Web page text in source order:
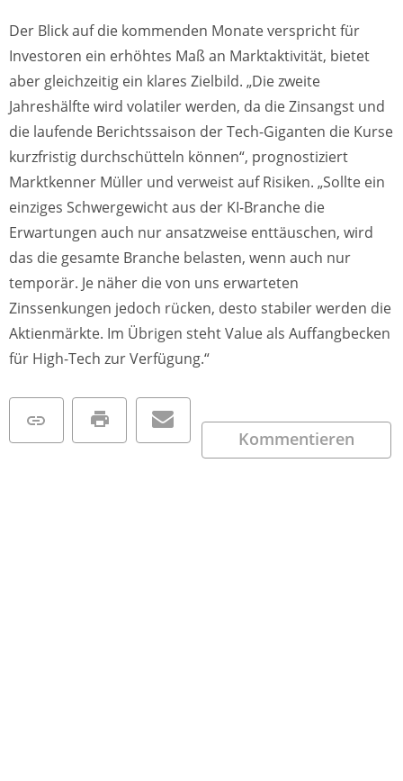
Der Blick auf die kommenden Monate verspricht für
Investoren ein erhöhtes Maß an Marktaktivität, bietet
aber gleichzeitig ein klares Zielbild. „Die zweite
Jahreshälfte wird volatiler werden, da die Zinsangst und
die laufende Berichtssaison der Tech-Giganten die Kurse
kurzfristig durchschütteln können“, prognostiziert
Marktkenner Müller und verweist auf Risiken. „Sollte ein
einziges Schwergewicht aus der KI-Branche die
Erwartungen auch nur ansatzweise enttäuschen, wird
das die gesamte Branche belasten, wenn auch nur
temporär. Je näher die von uns erwarteten
Zinssenkungen jedoch rücken, desto stabiler werden die
Aktienmärkte. Im Übrigen steht Value als Auffangbecken
für High-Tech zur Verfügung.“
Kommentieren